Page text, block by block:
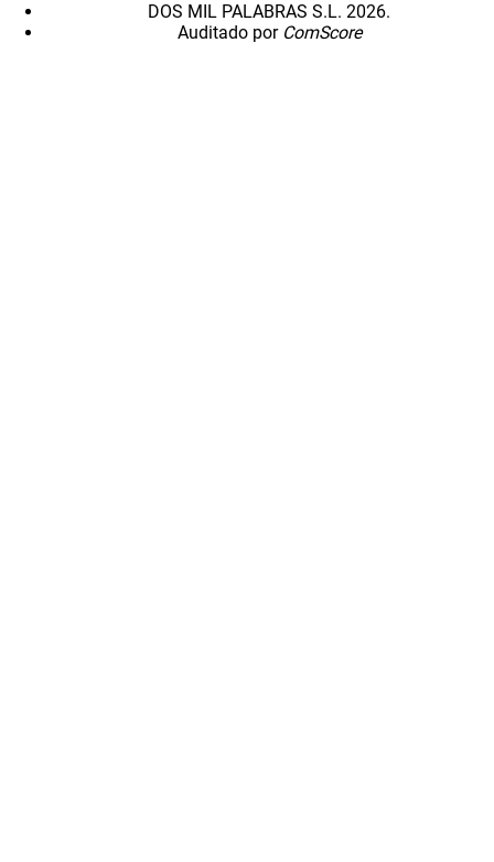
DOS MIL PALABRAS S.L. 2026.
Auditado por ComScore